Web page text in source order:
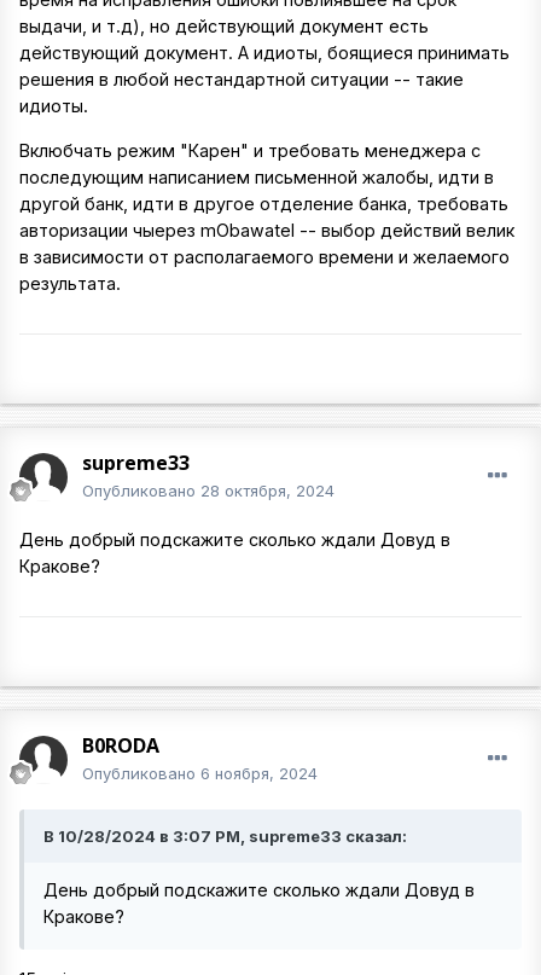
выдачи, и т.д), но действующий документ есть
действующий документ. А идиоты, боящиеся принимать
решения в любой нестандартной ситуации -- такие
идиоты.
Вклюбчать режим "Карен" и требовать менеджера с
последующим написанием письменной жалобы, идти в
другой банк, идти в другое отделение банка, требовать
авторизации чыерез mObawatel -- выбор действий велик
в зависимости от располагаемого времени и желаемого
результата.
supreme33
Опубликовано 28 октября, 2024
День добрый подскажите сколько ждали Довуд в
Кракове?
B0RODA
Опубликовано 6 ноября, 2024
В 10/28/2024 в 3:07 PM, supreme33 сказал:
День добрый подскажите сколько ждали Довуд в
Кракове?